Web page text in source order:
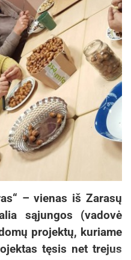
– vienas iš Zarasų
sąjungos (vadovė
projektų, kuriame
tęsis net trejus